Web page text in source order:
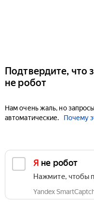
Подтвердите, что
не робот
Нам очень жаль, но
автоматические.
Почему
Я не робот
Нажмите, чтобы
Yandex